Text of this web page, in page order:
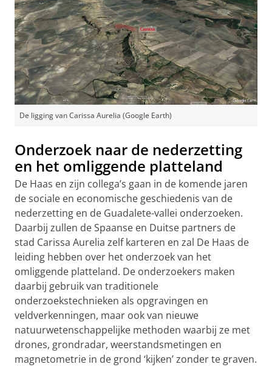
De ligging van Carissa Aurelia (Google Earth)
Onderzoek naar de nederzetting
en het omliggende platteland
De Haas en zijn collega’s gaan in de komende jaren
de sociale en economische geschiedenis van de
nederzetting en de Guadalete-vallei onderzoeken.
Daarbij zullen de Spaanse en Duitse partners de
stad Carissa Aurelia zelf karteren en zal De Haas de
leiding hebben over het onderzoek van het
omliggende platteland. De onderzoekers maken
daarbij gebruik van traditionele
onderzoekstechnieken als opgravingen en
veldverkenningen, maar ook van nieuwe
natuurwetenschappelijke methoden waarbij ze met
drones, grondradar, weerstandsmetingen en
magnetometrie in de grond ‘kijken’ zonder te graven.